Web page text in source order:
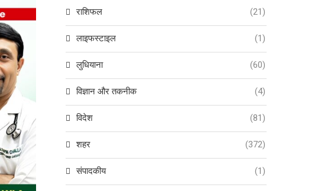
राशिफल (21)
लाइफस्टाइल (1)
लुधियाना (60)
विज्ञान और तकनीक (4)
विदेश (81)
शहर (372)
संपादकीय (1)